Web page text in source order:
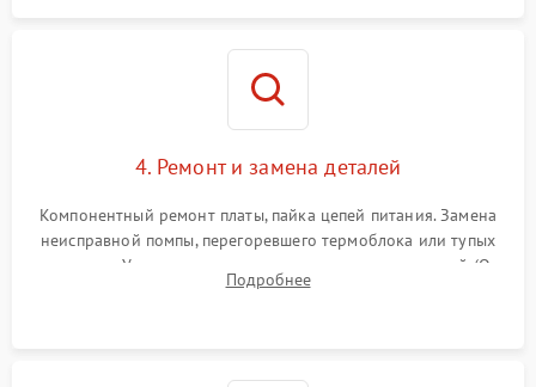
4. Ремонт и замена деталей
Компонентный ремонт платы, пайка цепей питания. Замена
неисправной помпы, перегоревшего термоблока или тупых
жерновов. Установка новых силиконовых уплотнителей (O-
ring) и тефлоновых трубок для надежного устранения
Подробнее